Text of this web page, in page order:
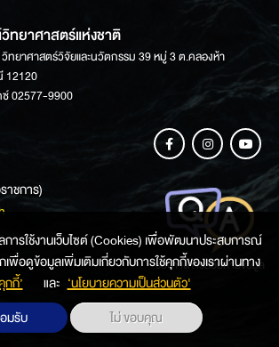
ยาศาสตร์แห่งชาติ
ทยาศาสตร์วิจัยและนวัตกรรม 39 หมู่ 3 ต.คลองห้า
12120
02577-9900
าชการ)
ช่องทางการสอบถามข้อมูล
การใช้งานเว็บไซต์ (Cookies) เพื่อพัฒนาประสบการณ์
พื่อดูข้อมูลเพิ่มเติมเกี่ยวกับการใช้คุกกี้ของเราผ่านทาง
กกี้’
และ ‘นโยบายความเป็นส่วนตัว'
มรับ
ไม่ ขอบคุณ